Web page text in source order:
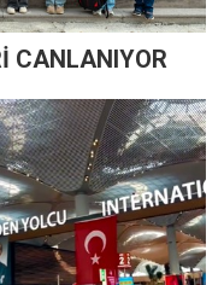
CANLANIYOR